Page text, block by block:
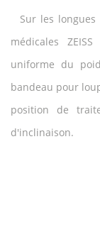
Sur les longues
médicales
uniforme du
bandeau pour
position de
d'inclinaison.